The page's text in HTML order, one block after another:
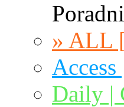
» ALL
Daily |